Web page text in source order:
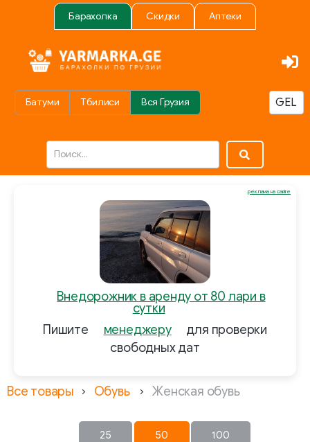
Барахолка Скидки Аптеки
Батуми Тбилиси Вся Грузия
Внедорожник в аренду от 80 лари в
сутки
Пишите
менеджеру
для проверки
свободных дат
реклама на сайте
Все товары Обувь Женская обувь
25 50 100